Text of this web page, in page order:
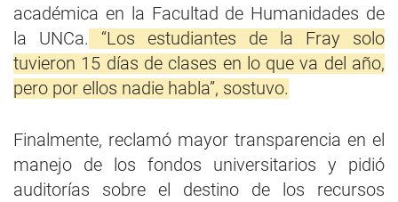
académica en la Facultad de Humanidades de
la UNCa. “Los estudiantes de la Fray solo
tuvieron 15 días de clases en lo que va del año,
pero por ellos nadie habla”, sostuvo.
Finalmente, reclamó mayor transparencia en el
manejo de los fondos universitarios y pidió
auditorías sobre el destino de los recursos